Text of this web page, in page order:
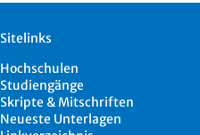
Sitelinks
Hochschulen
Studiengänge
Skripte & Mitschriften
Neueste Unterlagen